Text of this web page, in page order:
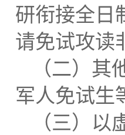
研衔接全日
请免试攻读
（二）
军人免试生
（三）